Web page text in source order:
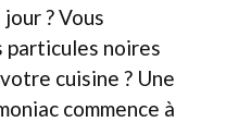
? Vous
particules noires
cuisine ? Une
commence à